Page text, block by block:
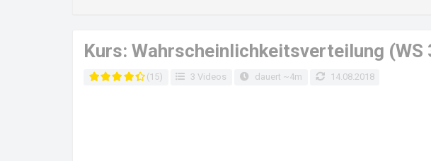
Kurs: Wahrscheinlichkeitsverteilung (WS
(15) 3 Videos dauert ~4m 14.08.2018